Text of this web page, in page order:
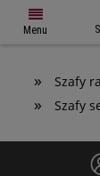
Menu
» Szafy
» Szafy